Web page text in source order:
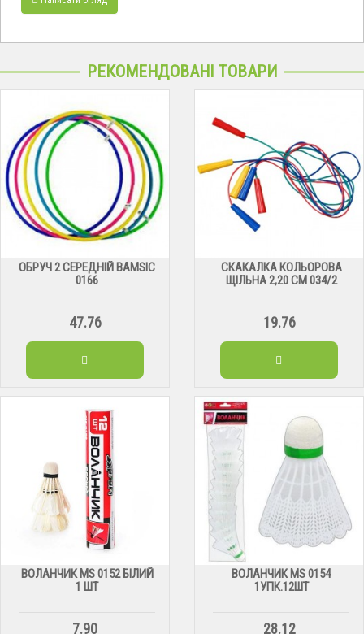
РЕКОМЕНДОВАНІ ТОВАРИ
ОБРУЧ 2 СЕРЕДНІЙ BAMSIC
0166
47.76
СКАКАЛКА КОЛЬОРОВА
ЩІЛЬНА 2,20 СМ 034/2
19.76
ВОЛАНЧИК MS 0152 БІЛИЙ
1 ШТ
7.90
ВОЛАНЧИК MS 0154
1УПК.12ШТ
28.12